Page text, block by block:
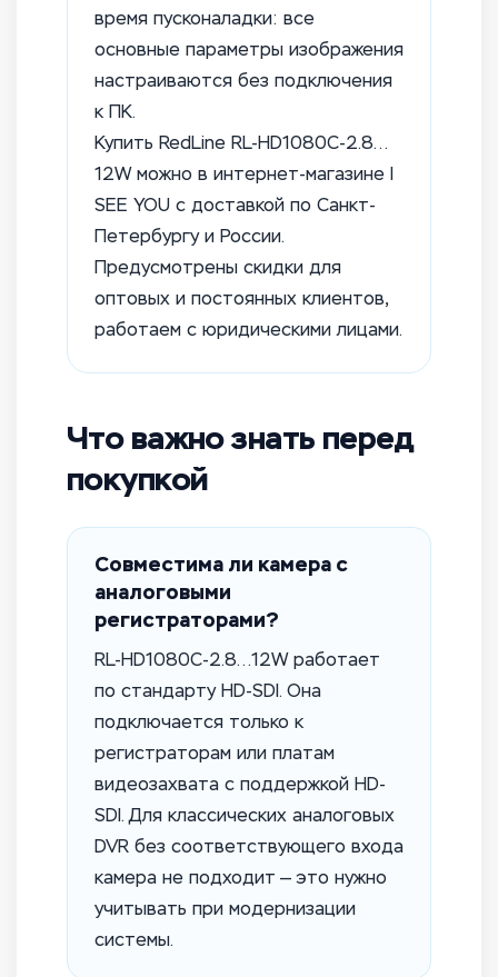
время пусконаладки: все
основные параметры изображения
настраиваются без подключения
к ПК.
Купить RedLine RL-HD1080C-2.8…
12W можно в интернет-магазине I
SEE YOU с доставкой по Санкт-
Петербургу и России.
Предусмотрены скидки для
оптовых и постоянных клиентов,
работаем с юридическими лицами.
Что важно знать перед
покупкой
Совместима ли камера с
аналоговыми
регистраторами?
RL-HD1080C-2.8…12W работает
по стандарту HD-SDI. Она
подключается только к
регистраторам или платам
видеозахвата с поддержкой HD-
SDI. Для классических аналоговых
DVR без соответствующего входа
камера не подходит — это нужно
учитывать при модернизации
системы.